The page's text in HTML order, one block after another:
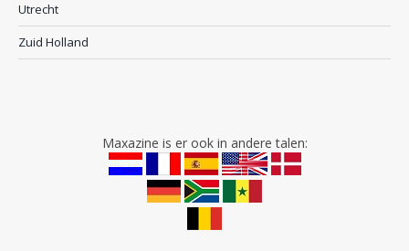
Utrecht
Zuid Holland
Maxazine is er ook in andere talen: